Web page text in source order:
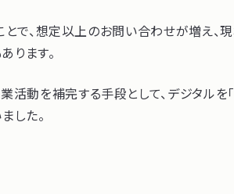
とで、想定以上のお問い合わせが増え
ります。
動を補完する手段として、デジタル
した。